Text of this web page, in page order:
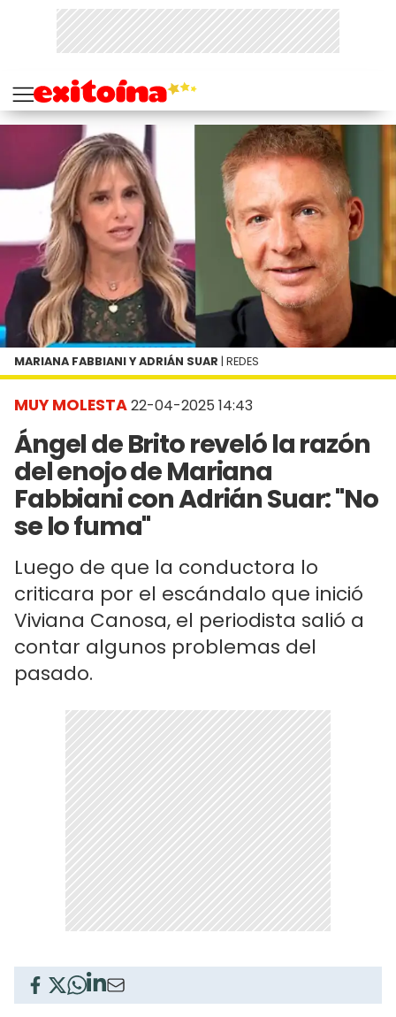
MUY MOLESTA22-04-2025 14:43
Ángel de Brito reveló la razón
del enojo de Mariana
Fabbiani con Adrián Suar: "No
se lo fuma"
Luego de que la conductora lo
criticara por el escándalo que inició
Viviana Canosa, el periodista salió a
contar algunos problemas del
pasado.
MARIANA FABBIANI Y ADRIÁN SUAR | REDES